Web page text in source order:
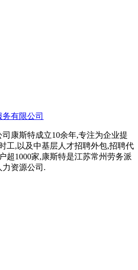
康斯特成立10余年,专注为企业提
工,以及中基层人才招聘外包,招聘代
超1000家,康斯特是江苏常州劳务派
资源公司.